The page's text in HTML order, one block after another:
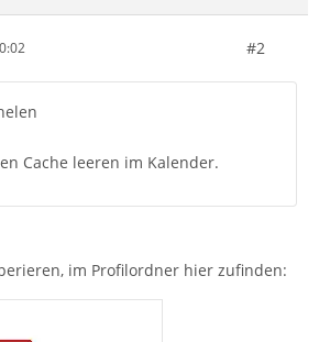
#2
Cache leeren im Kalender.
im Profilordner hier zufinden: